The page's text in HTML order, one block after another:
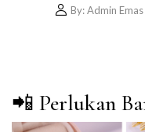
By:Admin
📲 Perlukan